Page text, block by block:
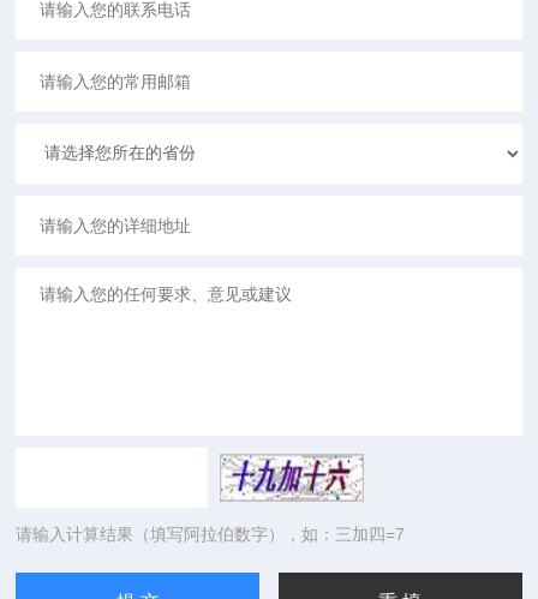
请输入计算结果（填写阿拉伯数字），如：三加四=7